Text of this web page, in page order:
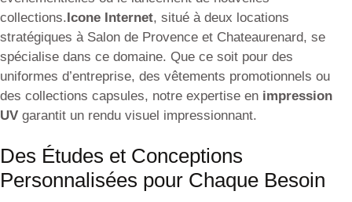
collections.Icone Internet, situé à deux locations
stratégiques à Salon de Provence et Chateaurenard, se
spécialise dans ce domaine. Que ce soit pour des
uniformes d’entreprise, des vêtements promotionnels ou
des collections capsules, notre expertise en impression
UV garantit un rendu visuel impressionnant.
Des Études et Conceptions
Personnalisées pour Chaque Besoin